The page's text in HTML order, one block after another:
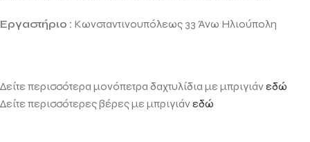
Εργαστήριο : Κωνσταντινουπόλεως 33 Άνω Ηλιούπολη
Δείτε περισσότερα μονόπετρα δαχτυλίδια με μπριγιάνεδώ
Δείτε περισσότερες βέρες με μπριγιάνεδώ